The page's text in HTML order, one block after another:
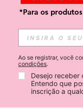
SE PARA RECEBER
Ao se registrar, você
condições.
Desejo receber
Entendo que
inscrição a